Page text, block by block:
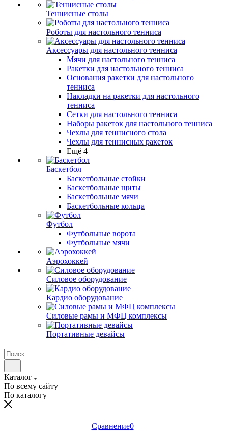
Теннисные столы
Роботы для настольного тенниса
Аксессуары для настольного тенниса
Мячи для настольного тенниса
Ракетки для настольного тенниса
Основания ракетки для настольного
тенниса
Накладки на ракетки для настольного
тенниса
Сетки для настольного тенниса
Наборы ракеток для настольного тенниса
Чехлы для теннисного стола
Чехлы для теннисных ракеток
Ещё 4
Баскетбол
Баскетбольные стойки
Баскетбольные щиты
Баскетбольные мячи
Баскетбольные кольца
Футбол
Футбольные ворота
Футбольные мячи
Аэрохоккей
Силовое оборудование
Кардио оборудование
Силовые рамы и МФЦ комплексы
Портативные девайсы
Каталог
По всему сайту
По каталогу
Сравнение0